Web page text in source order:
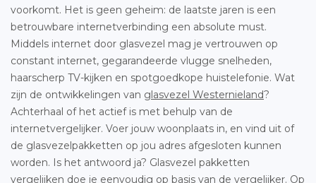
voorkomt. Het is geen geheim: de laatste jaren is een
betrouwbare internetverbinding een absolute must.
Middels internet door glasvezel mag je vertrouwen op
constant internet, gegarandeerde vlugge snelheden,
haarscherp TV-kijken en spotgoedkope huistelefonie. Wat
zijn de ontwikkelingen van glasvezel Westernieland?
Achterhaal of het actief is met behulp van de
internetvergelijker. Voer jouw woonplaats in, en vind uit of
de glasvezelpakketten op jou adres afgesloten kunnen
worden. Is het antwoord ja? Glasvezel pakketten
vergelijken doe je eenvoudig op basis van de vergelijker. Op